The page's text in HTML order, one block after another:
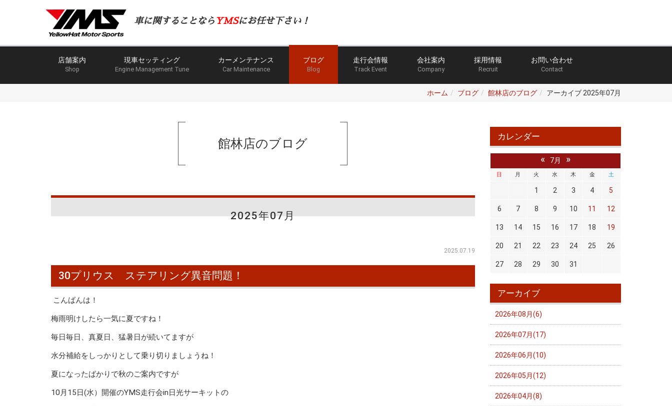
車に関することなら YMSにお任せ下さい！
店舗案内
Shop
現車セッティング
Engine Management Tune
カーメンテナンス
Car Maintenance
ブログ
Blog
走行会情報
Track Event
会社案内
Company
採用情報
Recruit
お問い合わせ
Contact
ホーム ブログ 館林店のブログ アーカイブ 2025年07月
館林店のブログ
2025年07月
2025.07.19
30プリウス ステアリング異音問題！
こんばんは！
梅雨明けしたら一気に夏ですね！
毎日毎日、真夏日、猛暑日が続いてますが
水分補給をしっかりとして乗り切りましょうね！
夏になったばかりで秋のご案内ですが
10月15日(水）開催のYMS走行会in日光サーキットの
カレンダー
« 7月 »
日 月 火 水 木 金 土
1 2 3 4 5
6 7 8 9 10 11 12
13 14 15 16 17 18 19
20 21 22 23 24 25 26
27 28 29 30 31
アーカイブ
2026年08月(6)
2026年07月(17)
2026年06月(10)
2026年05月(12)
2026年04月(8)